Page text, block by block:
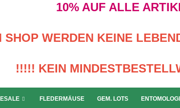
10% AUF ALLE
WERDEN KEINE
!!!!! KEIN
FLEDERMÄUSE GEM. LOTS